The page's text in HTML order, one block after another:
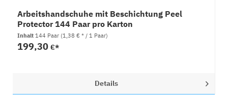
Arbeitshandschuhe mit Beschichtung Peel
Protector 144 Paar pro Karton
Inhalt144 Paar (1,38 € * / 1 Paar)
199,30€*
Details